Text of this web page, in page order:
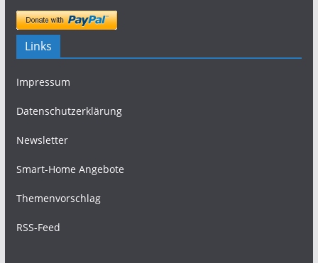
Links
Impressum
Datenschutzerklärung
Newsletter
Smart-Home Angebote
Themenvorschlag
RSS-Feed